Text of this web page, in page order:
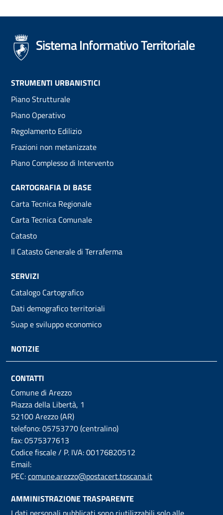
Sistema Informativo Territoriale
Footer
menu
STRUMENTI URBANISTICI
Piano Strutturale
Piano Operativo
Regolamento Edilizio
Frazioni non metanizzate
Piano Complesso di Intervento
CARTOGRAFIA DI BASE
Carta Tecnica Regionale
Carta Tecnica Comunale
Catasto
Il Catasto Generale di Terraferma
SERVIZI
Catalogo Cartografico
Dati demografico territoriali
Suap e sviluppo economico
NOTIZIE
CONTATTI
Comune di Arezzo
Piazza della Libertà, 1
52100 Arezzo (AR)
telefono: 05753770 (centralino)
fax: 0575377613
Codice fiscale / P. IVA: 00176820512
Email:
PEC:comune.arezzo@postacert.toscana.it
AMMINISTRAZIONE TRASPARENTE